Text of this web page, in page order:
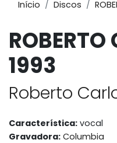
Início Discos
1993
Roberto
Característica: vocal
Gravadora: Columbia